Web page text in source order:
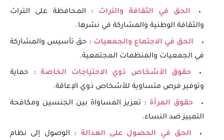
الحق في الثقافة والتراث : المحافظة على التراث
والثقافة الوطنية والمشاركة في نشرها.
الحق في الاجتماع والجمعيات : حق تأسيس والمشاركة
في الجمعيات والمنظمات المجتمعية.
حقوق الأشخاص ذوي الاحتياجات الخاصة : حماية
وتوفير فرص متساوية للأشخاص ذوي الإعاقة.
حقوق المرأة : تعزيز المساواة بين الجنسين ومكافحة
التمييز ضد النساء.
الحق في الحصول على العدالة :
الوصول إلى نظام